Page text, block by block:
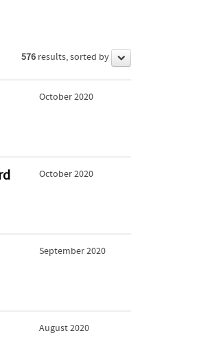
576 results, sorted by
October 2020
October 2020
September 2020
August 2020